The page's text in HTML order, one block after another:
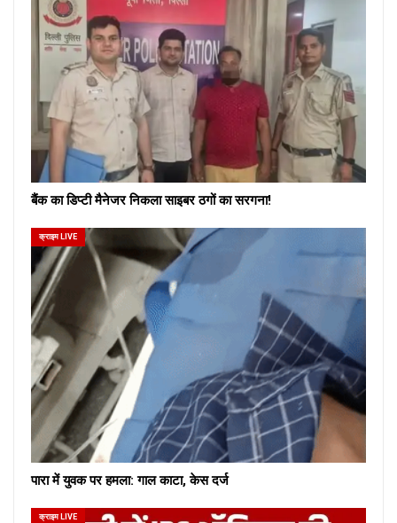
बैंक का डिप्टी मैनेजर निकला साइबर ठगों का सरगना!
क्राइम LIVE
पारा में युवक पर हमला: गाल काटा, केस दर्ज
क्राइम LIVE